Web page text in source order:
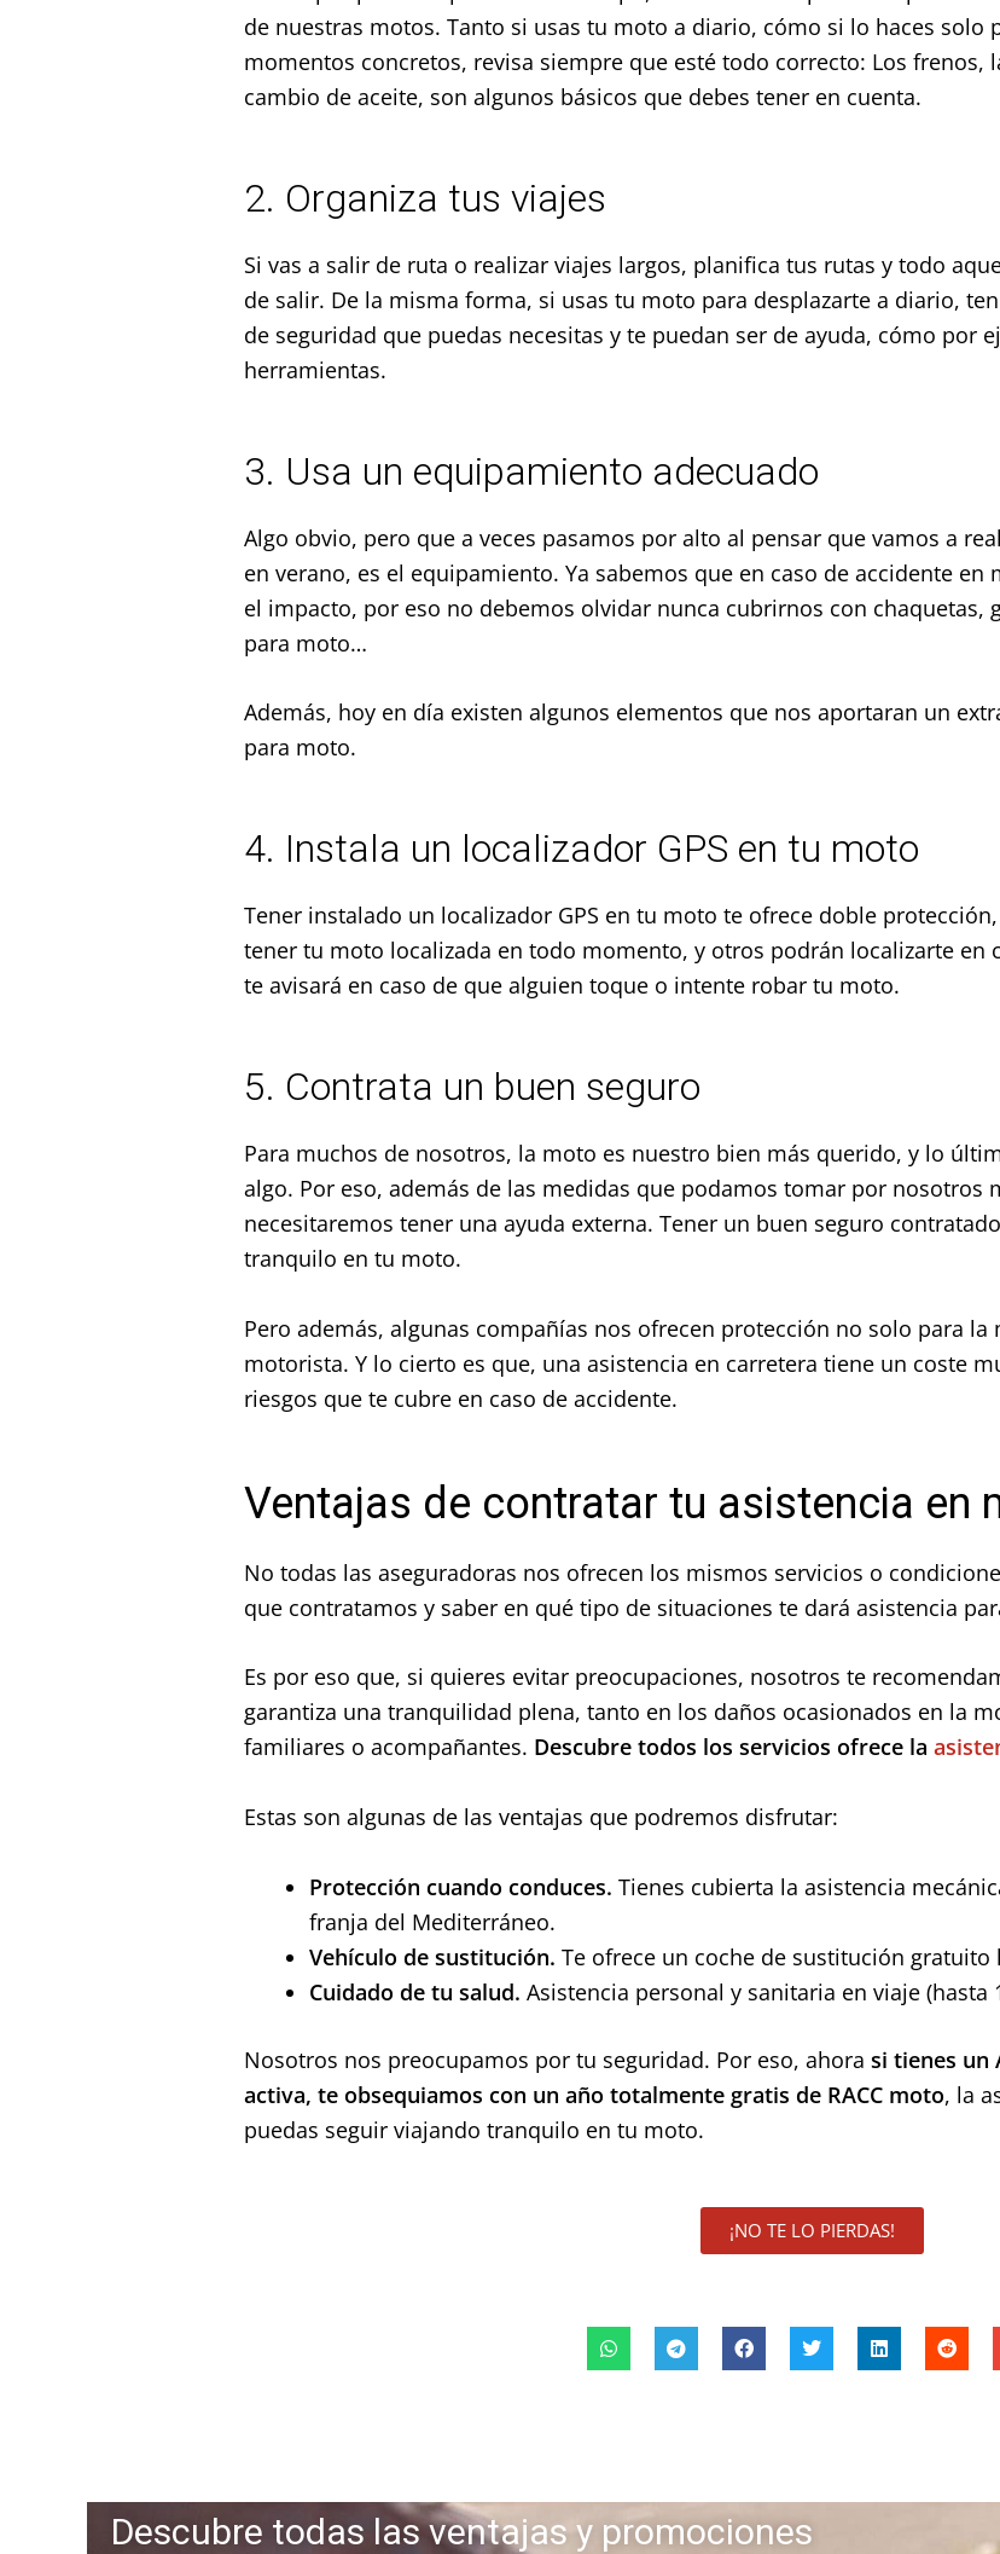
de nuestras motos. Tanto si usas tu moto a diario, cómo si lo haces solo
momentos concretos, revisa siempre que esté todo correcto: Los frenos,
cambio de aceite, son algunos básicos que debes tener en cuenta.
2. Organiza tus viajes
Si vas a salir de ruta o realizar viajes largos, planifica tus rutas y todo
de salir. De la misma forma, si usas tu moto para desplazarte a diario,
de seguridad que puedas necesitas y te puedan ser de ayuda, cómo por
herramientas.
3. Usa un equipamiento adecuado
Algo obvio, pero que a veces pasamos por alto al pensar que vamos a
en verano, es el equipamiento. Ya sabemos que en caso de accidente
el impacto, por eso no debemos olvidar nunca cubrirnos con chaquetas,
para moto…
Además, hoy en día existen algunos elementos que nos aportaran un
para moto.
4. Instala un localizador GPS en tu moto
Tener instalado un localizador GPS en tu moto te ofrece doble
tener tu moto localizada en todo momento, y otros podrán localizarte en
te avisará en caso de que alguien toque o intente robar tu moto.
5. Contrata un buen seguro
Para muchos de nosotros, la moto es nuestro bien más querido, y lo
algo. Por eso, además de las medidas que podamos tomar por nosotros
necesitaremos tener una ayuda externa. Tener un buen seguro
tranquilo en tu moto.
Pero además, algunas compañías nos ofrecen protección no solo para
motorista. Y lo cierto es que, una asistencia en carretera tiene un coste
riesgos que te cubre en caso de accidente.
Ventajas de contratar tu asistencia en
No todas las aseguradoras nos ofrecen los mismos servicios o
que contratamos y saber en qué tipo de situaciones te dará asistencia
Es por eso que, si quieres evitar preocupaciones, nosotros te
garantiza una tranquilidad plena, tanto en los daños ocasionados en la
familiares o acompañantes. Descubre todos los servicios ofrece la
Estas son algunas de las ventajas que podremos disfrutar:
Protección cuando conduces. Tienes cubierta la asistencia
franja del Mediterráneo.
Vehículo de sustitución. Te ofrece un coche de sustitución gratuito
Cuidado de tu salud. Asistencia personal y sanitaria en viaje (hasta
Nosotros nos preocupamos por tu seguridad. Por eso, ahorasi tienes un
activa, te obsequiamos con un añototalmente gratis de RACC moto, la
puedas seguir viajando tranquilo en tu moto.
¡NO TE LO PIERDAS!
Descubre todas las ventajas y promociones